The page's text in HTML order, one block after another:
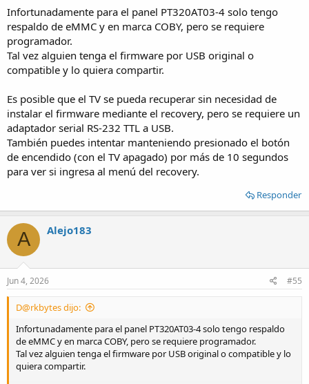
Infortunadamente para el panel PT320AT03-4 solo tengo
respaldo de eMMC y en marca COBY, pero se requiere
programador.
Tal vez alguien tenga el firmware por USB original o
compatible y lo quiera compartir.
Es posible que el TV se pueda recuperar sin necesidad de
instalar el firmware mediante el recovery, pero se requiere un
adaptador serial RS-232 TTL a USB.
También puedes intentar manteniendo presionado el botón
de encendido (con el TV apagado) por más de 10 segundos
para ver si ingresa al menú del recovery.
Responder
A Alejo183
Jun 4, 2026 #55
D@rkbytes dijo:
Infortunadamente para el panel PT320AT03-4 solo tengo respaldo
de eMMC y en marca COBY, pero se requiere programador.
Tal vez alguien tenga el firmware por USB original o compatible y lo
quiera compartir.